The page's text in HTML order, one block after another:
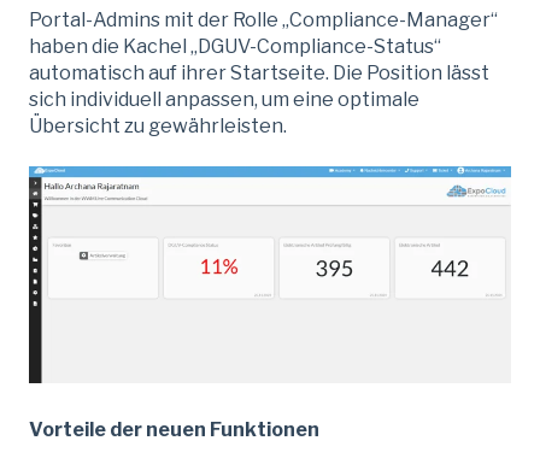
Portal-Admins mit der Rolle „Compliance-Manager“
haben die Kachel „DGUV-Compliance-Status“
automatisch auf ihrer Startseite. Die Position lässt
sich individuell anpassen, um eine optimale
Übersicht zu gewährleisten.
Vorteile der neuen Funktionen